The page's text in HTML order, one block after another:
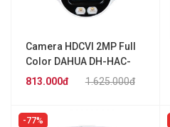
Camera HDCVI 2MP Full
Color DAHUA DH-HAC-
HDW1239TP-A-LED
1.625.000đ
813.000đ
77%